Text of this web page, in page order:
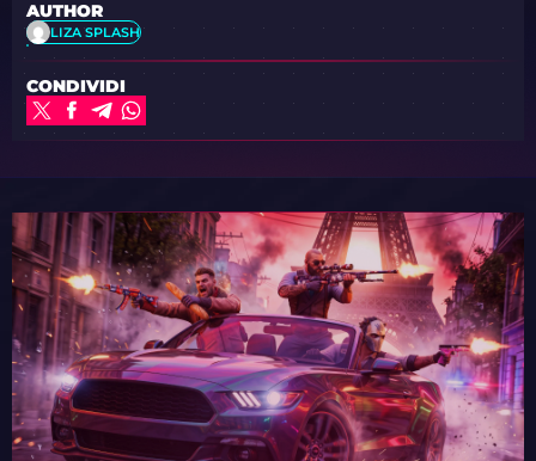
AUTHOR
LIZA SPLASH
CONDIVIDI